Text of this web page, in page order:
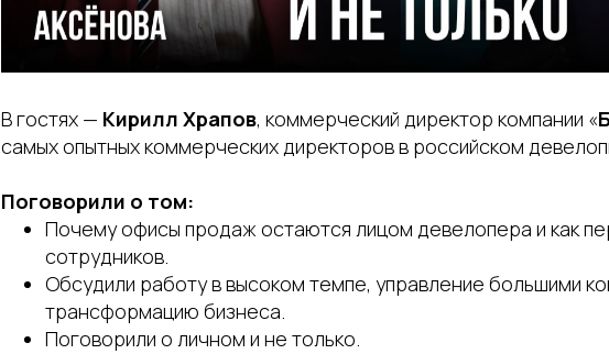
В гостях — Кирилл Храпов, коммерческий директор компании «
самых опытных коммерческих директоров в российском
Поговорили о том:
Почему офисы продаж остаются лицом девелопера и как
сотрудников.
Обсудили работу в высоком темпе, управление большими
трансформацию бизнеса.
Поговорили о личном и не только.